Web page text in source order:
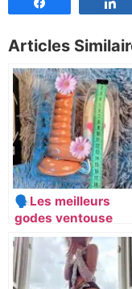
Articles
🗣Les meilleurs
godes ventouse
sur le marché :
notre sélection
pour des moments
de plaisir intime.